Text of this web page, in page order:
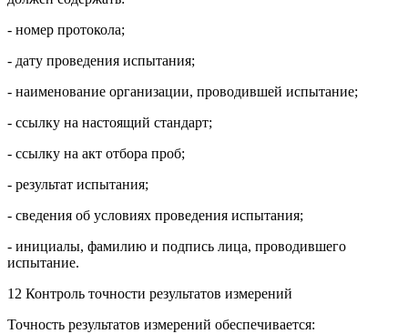
- номер протокола;
- дату проведения испытания;
- наименование организации, проводившей испытание;
- ссылку на настоящий стандарт;
- ссылку на акт отбора проб;
- результат испытания;
- сведения об условиях проведения испытания;
- инициалы, фамилию и подпись лица, проводившего
испытание.
12 Контроль точности результатов измерений
Точность результатов измерений обеспечивается: